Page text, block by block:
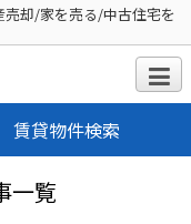
却/家を売る/中古住宅を
賃貸物件検索
一覧